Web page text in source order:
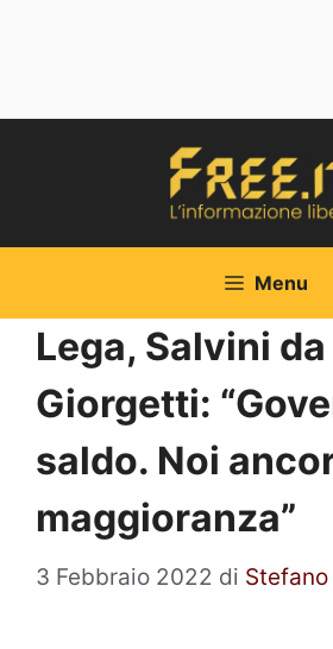
Menu
Lega, Salvini da
Giorgetti:
saldo. Noi
maggioranza”
3 Febbraio 2022 di